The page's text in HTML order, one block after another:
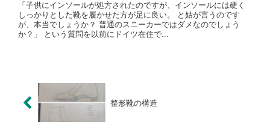
「子供にインソールが処方されたのですが、インソールには硬く
しっかりとした靴を履かせた方が足に良い。 と姑が言うのです
が、本当でしょうか？ 普通のスニーカーではダメなのでしょう
か？」 という質問を以前にドイツ在住で...
整形靴の構造